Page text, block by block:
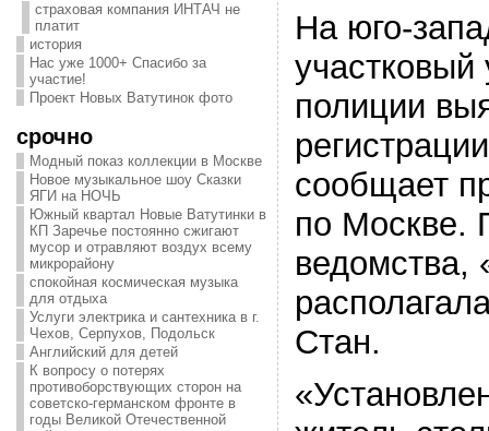
страховая компания ИНТАЧ не
платит
история
Нас уже 1000+ Спасибо за
участие!
Проект Новых Ватутинок фото
срочно
Модный показ коллекции в Москве
Новое музыкальное шоу Сказки
ЯГИ на НОЧЬ
Южный квартал Новые Ватутинки в
КП Заречье постоянно сжигают
мусор и отравляют воздух всему
микрорайону
спокойная космическая музыка
для отдыха
Услуги электрика и сантехника в г.
Чехов, Серпухов, Подольск
Английский для детей
К вопросу о потерях
противоборствующих сторон на
советско-германском фронте в
годы Великой Отечественной
На юго-
полиции
сообщает
по Москве.
ведомства,
Стан.